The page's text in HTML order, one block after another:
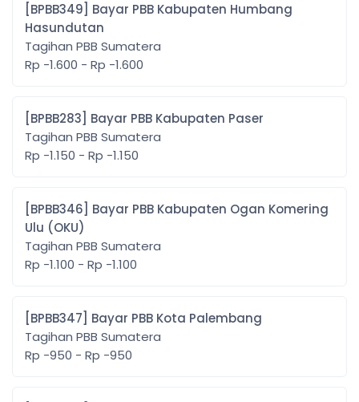
[BPBB349] Bayar PBB Kabupaten Humbang
Hasundutan
Tagihan PBB Sumatera
Rp -1.600 - Rp -1.600
[BPBB283] Bayar PBB Kabupaten Paser
Tagihan PBB Sumatera
Rp -1.150 - Rp -1.150
[BPBB346] Bayar PBB Kabupaten Ogan Komering
Ulu (OKU)
Tagihan PBB Sumatera
Rp -1.100 - Rp -1.100
[BPBB347] Bayar PBB Kota Palembang
Tagihan PBB Sumatera
Rp -950 - Rp -950